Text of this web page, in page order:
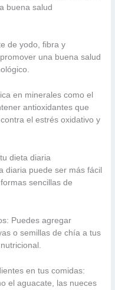
buena salud
de yodo, fibra y
una buena salud
en minerales como el
antioxidantes que
el estrés oxidativo y
dieta diaria
diaria puede ser más fácil
sencillas de
Puedes agregar
o semillas de chía a tus
en tus comidas:
el aguacate, las nueces